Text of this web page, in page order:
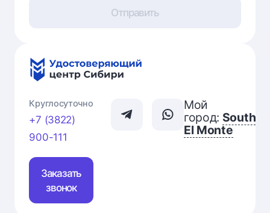
Отправить
Круглосуточно
+7 (3822)
900-111
Заказать
звонок
Мой
город: South
El Monte